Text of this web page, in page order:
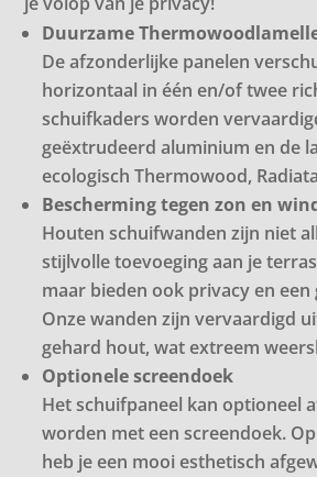
Duurzame
De afzonderlijke panelen
horizontaal in één en/of twee
schuifkaders worden
geëxtrudeerd aluminium en de
ecologisch Thermowood,
Bescherming tegen zon en
Houten schuifwanden zijn niet
stijlvolle toevoeging aan je
maar bieden ook privacy en een
Onze wanden zijn vervaardigd
gehard hout, wat extreem
Optionele screendoek
Het schuifpaneel kan optioneel
worden met een screendoek.
heb je een mooi esthetisch